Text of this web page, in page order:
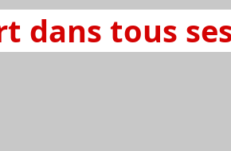
dans tous